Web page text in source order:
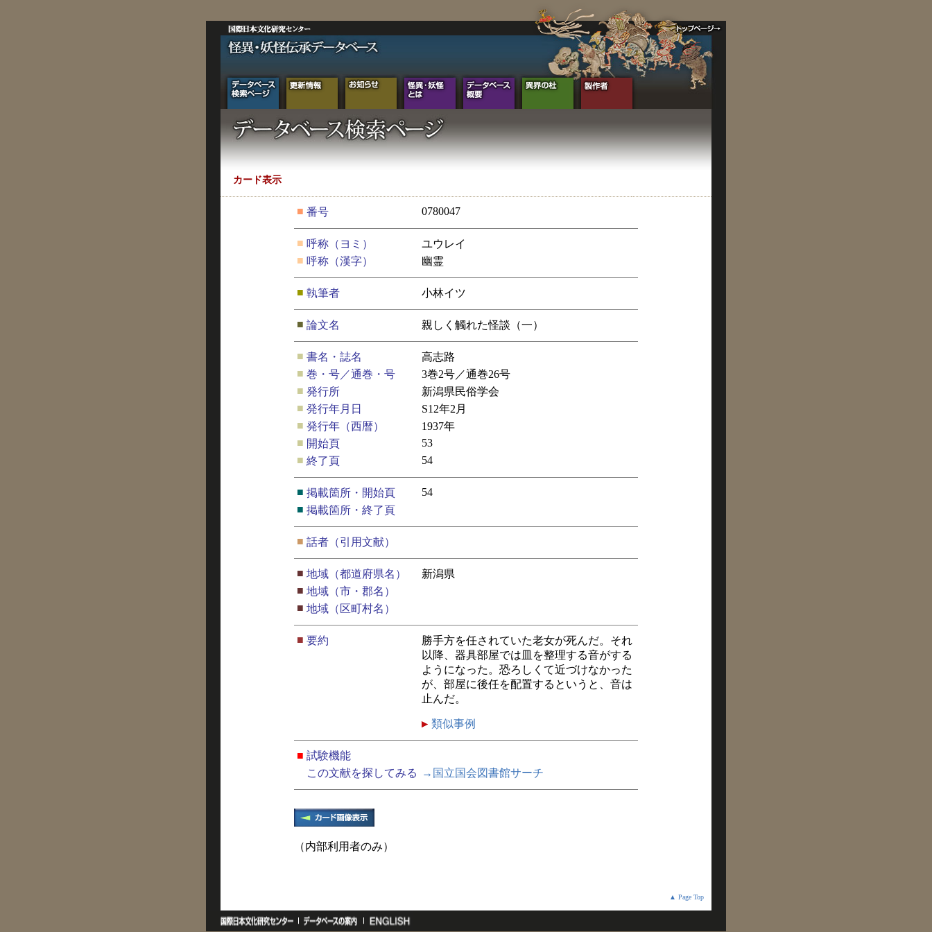
カード表示
■ 番号 0780047
■ 呼称（ヨミ）
ユウレイ
■ 呼称（漢字） 幽霊
■ 執筆者 小林イツ
■ 論文名 親しく觸れた怪談（一）
■ 書名・誌名
高志路
■ 巻・号／通巻・号
3巻2号／通巻26号
■ 発行所
新潟県民俗学会
■ 発行年月日
S12年2月
■ 発行年（西暦）
1937年
■ 開始頁
53
■ 終了頁 54
■ 掲載箇所・開始頁
54
■ 掲載箇所・終了頁
■ 話者（引用文献）
■ 地域（都道府県名）
新潟県
■ 地域（市・郡名）
■ 地域（区町村名）
■ 要約
勝手方を任されていた老女が死んだ。それ
以降、器具部屋では皿を整理する音がする
ようになった。恐ろしくて近づけなかった
が、部屋に後任を配置するというと、音は
止んだ。
類似事例
■ 試験機能
この文献を探してみる
→国立国会図書館サーチ
（内部利用者のみ）
▲ Page Top